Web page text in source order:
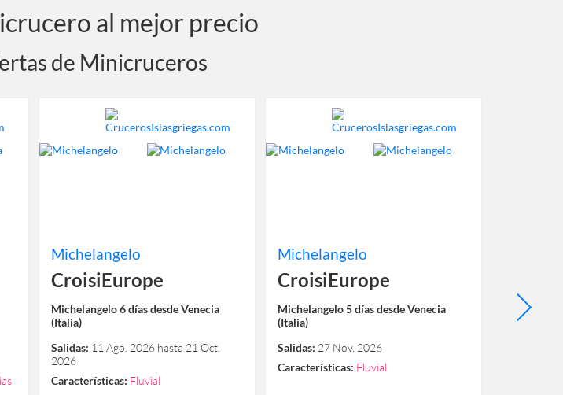
al mejor precio
de Minicruceros
Michelangelo
CroisiEurope
Michelangelo 6 días desde Venecia
(Italia)
Salidas: 11 Ago. 2026 hasta 21 Oct.
2026
Características: Fluvial
Michelangelo
CroisiEurope
Michelangelo 5 días desde Venecia
(Italia)
Salidas: 27 Nov. 2026
Características: Fluvial
(Italia)